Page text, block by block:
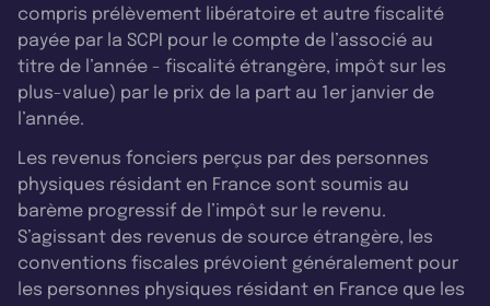
compris prélèvement libératoire et autre fiscalité
payée par la SCPI pour le compte de l’associé au
titre de l’année - fiscalité étrangère, impôt sur les
plus-value) par le prix de la part au 1er janvier de
l’année.
Les revenus fonciers perçus par des personnes
physiques résidant en France sont soumis au
barème progressif de l’impôt sur le revenu.
S’agissant des revenus de source étrangère, les
conventions fiscales prévoient généralement pour
les personnes physiques résidant en France que les